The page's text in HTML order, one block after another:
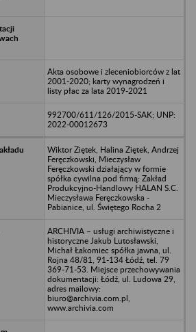
Akta osobowe i zleceniobiorców z lat
2001-2020; karty wynagrodzeń i
listy płac za lata 2019-2021
992700/611/126/2015-SAK; UNP:
2022-00012673
Wiktor Ziętek, Halina Ziętek, Andrzej
Feręczkowski, Mieczysław
Feręczkowski działający w formie
spółka cywilna pod firmą: Zakład
Produkcyjno-Handlowy HALAN S.C.
Mieczysława Feręczkowska -
Pabianice, ul. Świętego Rocha 2
ARCHIVIA – usługi archiwistyczne i
historyczne Jakub Lutosławski,
Michał Łakomiec spółka jawna, ul.
Rojna 48/81, 91-134 Łódź, tel. 79
369-71-53. Miejsce przechowywania
dokumentacji: Łódź, ul. Ludowa 29,
adres mailowy:
biuro@archivia.com.pl,
www.archivia.com